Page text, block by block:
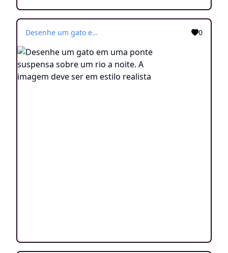
Desenhe um gato em uma ponte suspensa sobre um rio a noite. A imagem deve ser em estilo realista 0